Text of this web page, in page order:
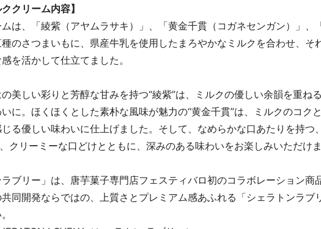
クリーム内容】
ムは、「綾紫（アヤムラサキ）」、「黄金千貫（コガネセンガン）」、
のさつまいもに、県産牛乳を使用したまろやかなミルクを合わせ、そ
を活かして仕立てました。
美しい彩りと芳醇な甘みを持つ“綾紫”は、ミルクの優しい余韻を重ね
に。ほくほくとした素朴な風味が魅力の“黄金千貫”は、ミルクのコク
る優しい味わいに仕上げました。そして、なめらかな口あたりを持つ
クリーミーな口どけとともに、深みのある味わいをお楽しみいただけま
ラブリー」は、唐芋菓子専門店フェスティバロ初のコラボレーション商
同開発ならではの、上質さとプレミアム感あふれる「シェラトンラブ